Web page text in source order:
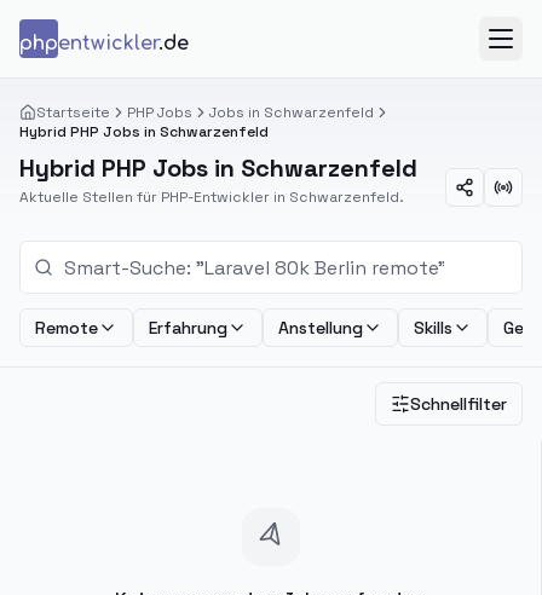
phpentwickler.de
Startseite PHP Jobs
Jobs in Schwarzenfeld
Hybrid PHP Jobs in Schwarzenfeld
Hybrid PHP Jobs in Schwarzenfeld
Aktuelle Stellen für PHP-Entwickler in Schwarzenfeld.
Remote Erfahrung Anstellung Skills
Schnellfilter